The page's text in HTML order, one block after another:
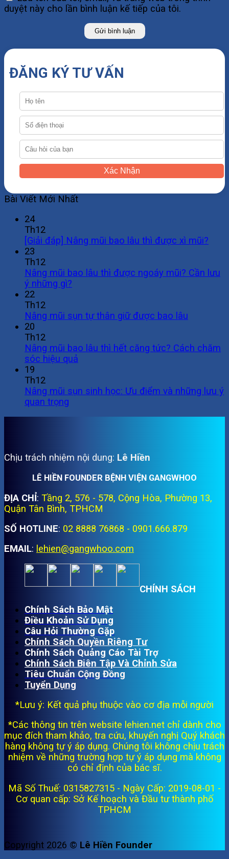
duyệt này cho lần bình luận kế tiếp của tôi.
ĐĂNG KÝ TƯ VẤN
Xác Nhận
Bài Viết Mới Nhất
24
Th12
[Giải đáp] Nâng mũi bao lâu thì được xì mũi?
23
Th12
Nâng mũi bao lâu thì được ngoáy mũi? Cần lưu
ý những gì?
22
Th12
Nâng mũi sụn tự thân giữ được bao lâu
20
Th12
Nâng mũi bao lâu thì hết căng tức? Cách chăm
sóc hiệu quả
19
Th12
Nâng mũi sụn sinh học: Ưu điểm và những lưu ý
quan trọng
Chịu trách nhiệm nội dung: Lê Hiền
LÊ HIỀN FOUNDER BỆNH VIỆN GANGWHOO
ĐỊA CHỈ: Tầng 2, 576 - 578, Cộng Hòa, Phường 13,
Quận Tân Bình, TPHCM
SỐ HOTLINE: 02 8888 76868 - 0901.666.879
EMAIL: lehien@gangwhoo.com
CHÍNH SÁCH
Chính Sách Bảo Mật
Điều Khoản Sử Dụng
Câu Hỏi Thường Gặp
Chính Sách Quyền Riêng Tư
Chính Sách Quảng Cáo Tài Trợ
Chính Sách Biên Tập Và Chỉnh Sửa
Tiêu Chuẩn Cộng Đồng
Tuyển Dụng
*Lưu ý: Kết quả phụ thuộc vào cơ địa mỗi người
*Các thông tin trên website lehien.net chỉ dành cho
mục đích tham khảo, tra cứu, khuyến nghị Quý khách
hàng không tự ý áp dụng. Chúng tôi không chịu trách
nhiệm về những trường hợp tự ý áp dụng mà không
có chỉ định của bác sĩ.
Mã Số Thuế: 0315827315 - Ngày Cấp: 2019-08-01 -
Cơ quan cấp: Sở Kế hoạch và Đầu tư thành phố
TPHCM
Copyright 2026 © Lê Hiền Founder